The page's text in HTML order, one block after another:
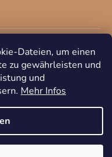
Dateien, um einen
zu gewährleisten und
und
Mehr Infos
vorbehalten.